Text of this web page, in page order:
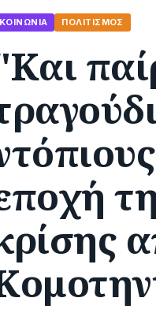
ΚΟΙΝΩΝΊΑ ΠΟΛΙΤΙΣΜΌΣ